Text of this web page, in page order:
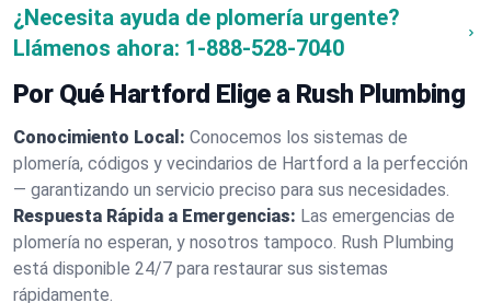
¿Necesita ayuda de plomería urgente?
Llámenos ahora: 1-888-528-7040
Por Qué Hartford Elige a Rush Plumbing
Conocimiento Local: Conocemos los sistemas de
plomería, códigos y vecindarios de Hartford a la perfección
— garantizando un servicio preciso para sus necesidades.
Respuesta Rápida a Emergencias: Las emergencias de
plomería no esperan, y nosotros tampoco. Rush Plumbing
está disponible 24/7 para restaurar sus sistemas
rápidamente.